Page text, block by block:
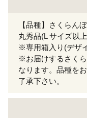
【品種】さくらん
丸秀品(L サイズ以
※専用箱入り(デザ
※お届けするさく
なります。品種を
了承下さい。